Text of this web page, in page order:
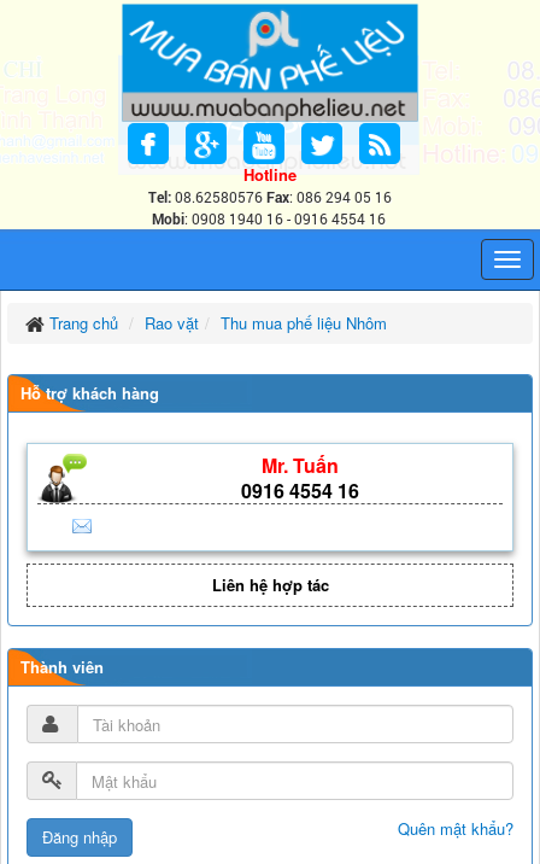
Hotline
Tel:08.62580576Fax: 086 294 05 16
Mobi: 0908 1940 16 - 0916 4554 16
Trang chủ Rao vặt Thu mua phế liệu Nhôm
Hỗ trợ khách hàng
Mr. Tuấn
0916 4554 16
Liên hệ hợp tác
Thành viên
Quên mật khẩu?